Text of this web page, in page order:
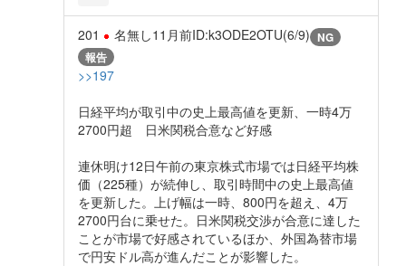
201 名無し11月前ID:k3ODE2OTU(6/9) NG
報告
>>197
日経平均が取引中の史上最高値を更新、一時4万
2700円超 日米関税合意など好感
連休明け12日午前の東京株式市場では日経平均株
価（225種）が続伸し、取引時間中の史上最高値
を更新した。上げ幅は一時、800円を超え、4万
2700円台に乗せた。日米関税交渉が合意に達した
ことが市場で好感されているほか、外国為替市場
で円安ドル高が進んだことが影響した。